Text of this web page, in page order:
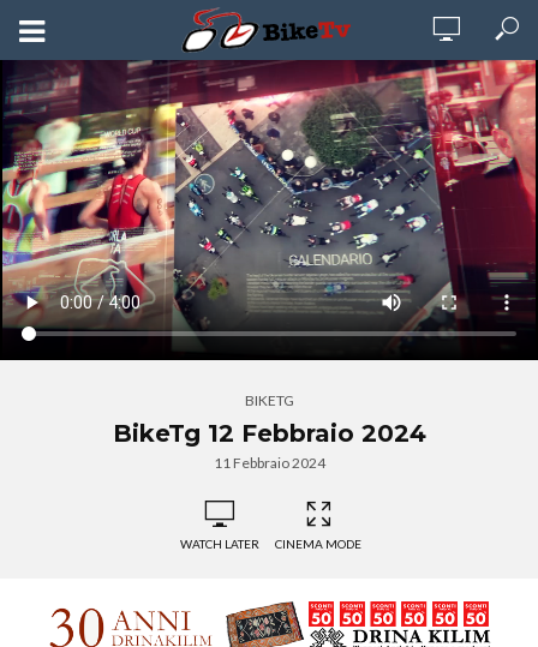
BIKETG
BikeTg 12 Febbraio 2024
11 Febbraio 2024
WATCH LATER CINEMA MODE